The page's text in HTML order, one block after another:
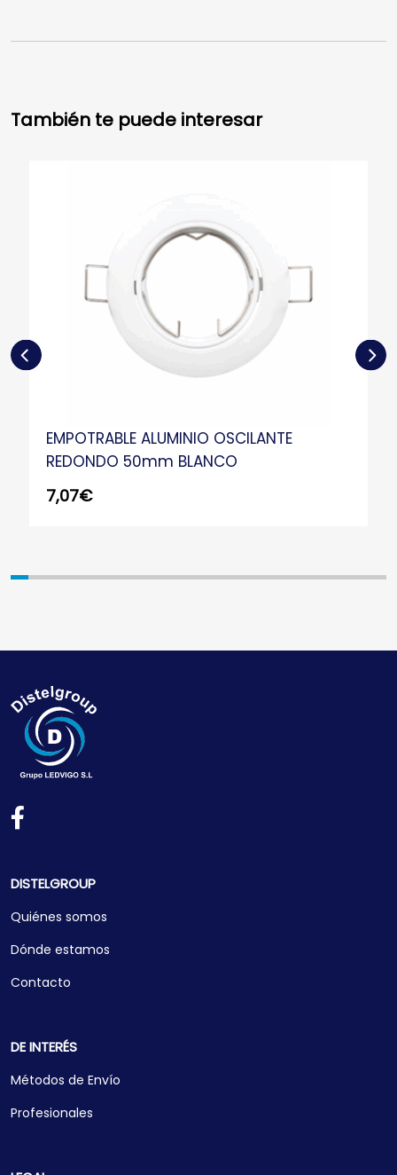
También te puede interesar
EMPOTRABLE ALUMINIO OSCILANTE
REDONDO 50mm BLANCO
7,07€
DISTELGROUP
Quiénes somos
Dónde estamos
Contacto
DE INTERÉS
Métodos de Envío
Profesionales